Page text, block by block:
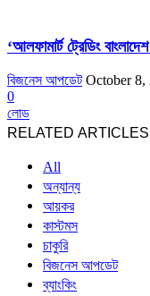
‘আলফামার্ট ট্রেডিং
বিজনেস আপডেট October 8,
0
লোড
RELATED ARTICLES
All
অন্যান্য
আয়কর
কাস্টমস
চাকুরি
বিজনেস আপডেট
ব্যাংকিং